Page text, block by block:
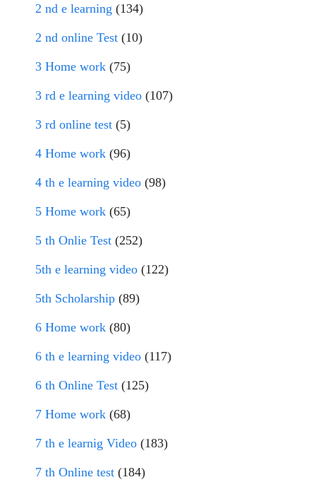
2 nd e learning (134)
2 nd online Test (10)
3 Home work (75)
3 rd e learning video (107)
3 rd online test (5)
4 Home work (96)
4 th e learning video (98)
5 Home work (65)
5 th Onlie Test (252)
5th e learning video (122)
5th Scholarship (89)
6 Home work (80)
6 th e learning video (117)
6 th Online Test (125)
7 Home work (68)
7 th e learnig Video (183)
7 th Online test (184)